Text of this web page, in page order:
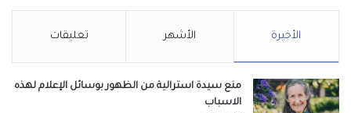
الأخيرة الأشهر تعليقات
منع سيدة استرالية من الظهور بوسائل الإعلام لهذه
الاسباب